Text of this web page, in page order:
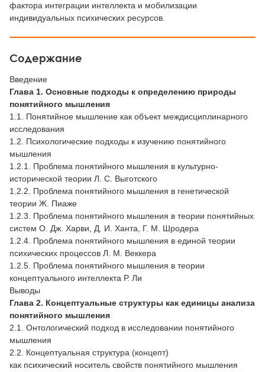
фактора интеграции интеллекта и мобилизации
индивидуальных психических ресурсов.
Содержание
Введение
Глава 1. Основные подходы к определению природы
понятийного мышления
1.1. Понятийное мышление как объект междисциплинарного
исследования
1.2. Психологические подходы к изучению понятийного
мышления
1.2.1. Проблема понятийного мышления в культурно-
исторической теории Л. С. Выготского
1.2.2. Проблема понятийного мышления в генетической
теории Ж. Пиаже
1.2.3. Проблема понятийного мышления в теории понятийных
систем О. Дж. Харви, Д. И. Ханта, Г. М. Шродера
1.2.4. Проблема понятийного мышления в единой теории
психических процессов Л. М. Веккера
1.2.5. Проблема понятийного мышления в теории
концептуального интеллекта Р. Ли
Выводы
Глава 2. Концептуальные структуры как единицы анализа
понятийного мышления
2.1. Онтологический подход в исследовании понятийного
мышления
2.2. Концептуальная структура (концепт)
как психический носитель свойств понятийного мышления